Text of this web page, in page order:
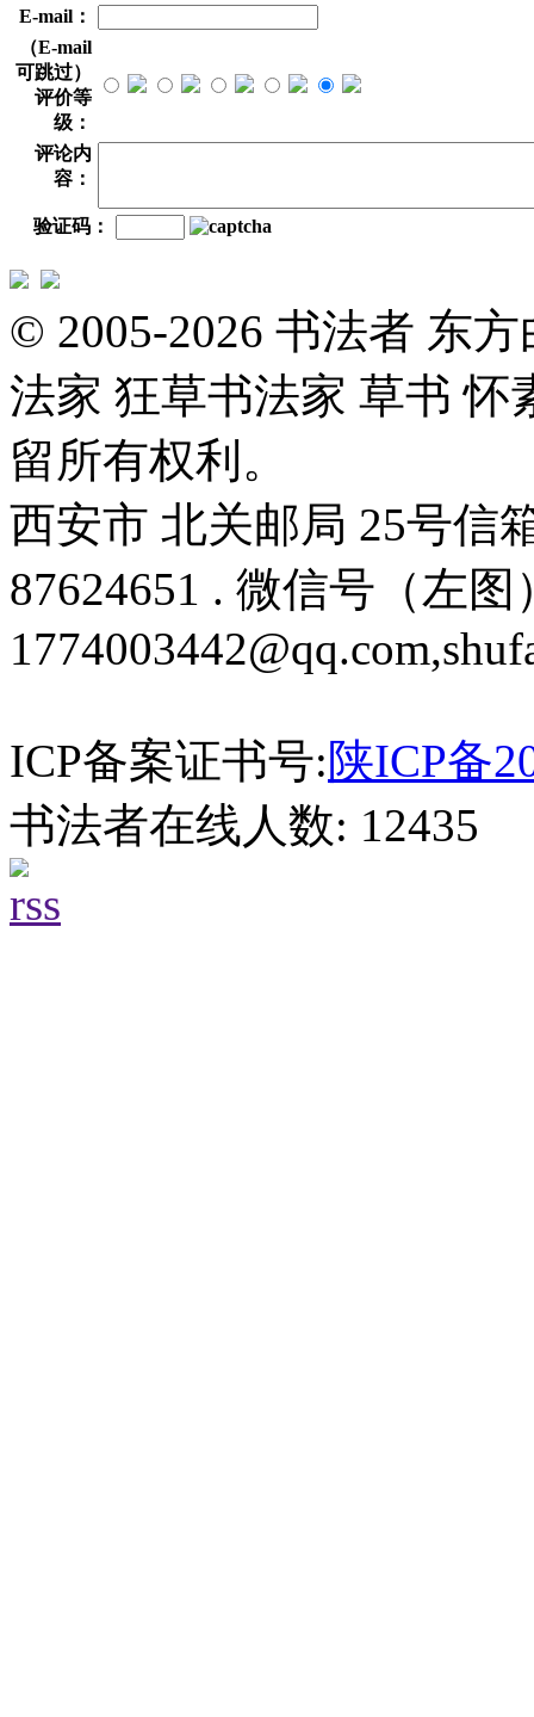
E-mail：
（E-mail
可跳过）
评价等
级：
评论内
容：
验证码：
© 2005-2026 书法者 东
法家 狂草书法家 草书 怀
留所有权利。
西安市 北关邮局 25号信
87624651 . 微信号（左
ICP备案证书号:陕ICP备
书法者在线人数: 12435